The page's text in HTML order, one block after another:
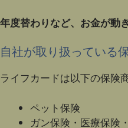
年度替わりなど、お金が動
自社が取り扱っている
ライフカードは以下の保険
ペット保険
ガン保険・医療保険